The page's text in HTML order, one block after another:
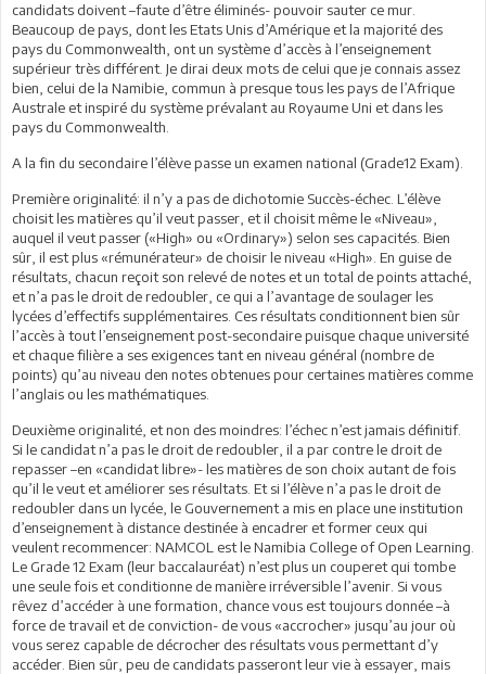
candidats doivent –faute d’être éliminés- pouvoir sauter ce mur.
Beaucoup de pays, dont les Etats Unis d’Amérique et la majorité des
pays du Commonwealth, ont un système d’accès à l’enseignement
supérieur très différent. Je dirai deux mots de celui que je connais assez
bien, celui de la Namibie, commun à presque tous les pays de l’Afrique
Australe et inspiré du système prévalant au Royaume Uni et dans les
pays du Commonwealth.
A la fin du secondaire l’élève passe un examen national (Grade12 Exam).
Première originalité: il n’y a pas de dichotomie Succès-échec. L’élève
choisit les matières qu’il veut passer, et il choisit même le «Niveau»,
auquel il veut passer («High» ou «Ordinary») selon ses capacités. Bien
sûr, il est plus «rémunérateur» de choisir le niveau «High». En guise de
résultats, chacun reçoit son relevé de notes et un total de points attaché,
et n’a pas le droit de redoubler, ce qui a l’avantage de soulager les
lycées d’effectifs supplémentaires. Ces résultats conditionnent bien sûr
l’accès à tout l’enseignement post-secondaire puisque chaque université
et chaque filière a ses exigences tant en niveau général (nombre de
points) qu’au niveau den notes obtenues pour certaines matières comme
l’anglais ou les mathématiques.
Deuxième originalité, et non des moindres: l’échec n’est jamais définitif.
Si le candidat n’a pas le droit de redoubler, il a par contre le droit de
repasser –en «candidat libre»- les matières de son choix autant de fois
qu’il le veut et améliorer ses résultats. Et si l’élève n’a pas le droit de
redoubler dans un lycée, le Gouvernement a mis en place une institution
d’enseignement à distance destinée à encadrer et former ceux qui
veulent recommencer: NAMCOL est le Namibia College of Open Learning.
Le Grade 12 Exam (leur baccalauréat) n’est plus un couperet qui tombe
une seule fois et conditionne de manière irréversible l’avenir. Si vous
rêvez d’accéder à une formation, chance vous est toujours donnée –à
force de travail et de conviction- de vous «accrocher» jusqu’au jour où
vous serez capable de décrocher des résultats vous permettant d’y
accéder. Bien sûr, peu de candidats passeront leur vie à essayer, mais